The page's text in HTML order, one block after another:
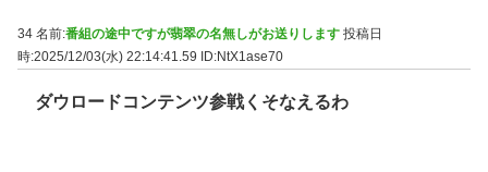
34 名前:番組の途中ですが翡翠の名無しがお送りします 投稿日
時:2025/12/03(水) 22:14:41.59
ID:NtX1ase70
ダウロードコンテンツ参戦くそなえるわ